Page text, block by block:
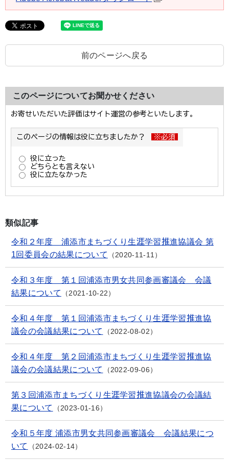
前のページへ戻る
このページについてお聞かせください
類似記事
令和２年度 浦添市まちづくり生涯学習推進協議会 第
1回委員会の結果について
2020-11-11
令和３年度 第１回浦添市男女共同参画審議会 会議
結果について
2021-10-22
令和４年度 第１回浦添市まちづくり生涯学習推進協
議会の会議結果について
2022-08-02
令和４年度 第２回浦添市まちづくり生涯学習推進協
議会の会議結果について
2022-09-06
第３回浦添市まちづくり生涯学習推進協議会の会議結
果について
2023-01-16
令和５年度 浦添市男女共同参画審議会 会議結果につ
いて
2024-02-14